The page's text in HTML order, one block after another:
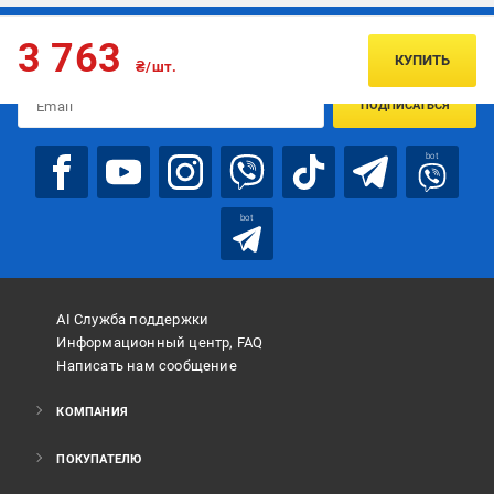
3 763 ₴/шт. КУПИТЬ
Подписывайтесь, чтобы узнавать первым об акцияx и
ПОДПИСАТЬСЯ
bot
bot
AI Служба поддержки
Информационный центр, FAQ
Написать нам сообщение
КОМПАНИЯ
ПОКУПАТЕЛЮ